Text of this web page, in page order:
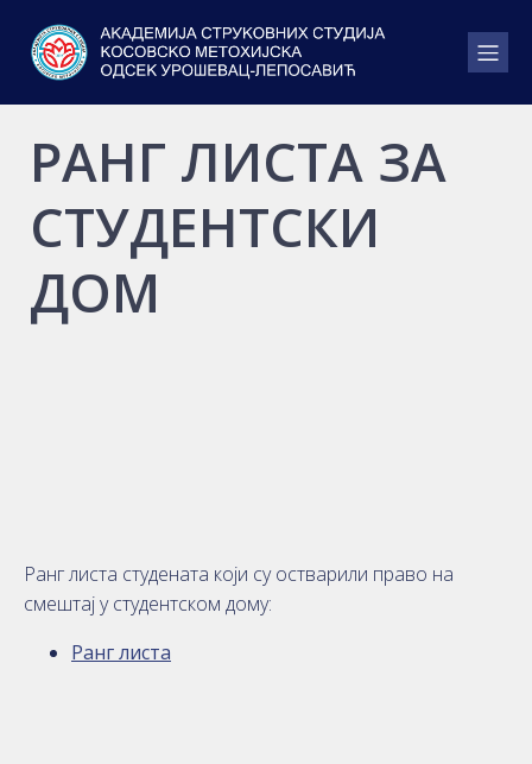
РАНГ ЛИСТА ЗА
СТУДЕНТСКИ
ДОМ
Ранг листа студената који су остварили право на
смештај у студентском дому:
Ранг листа